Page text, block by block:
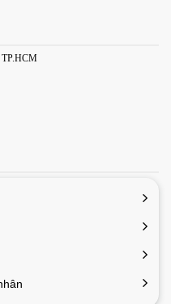
TP.HCM